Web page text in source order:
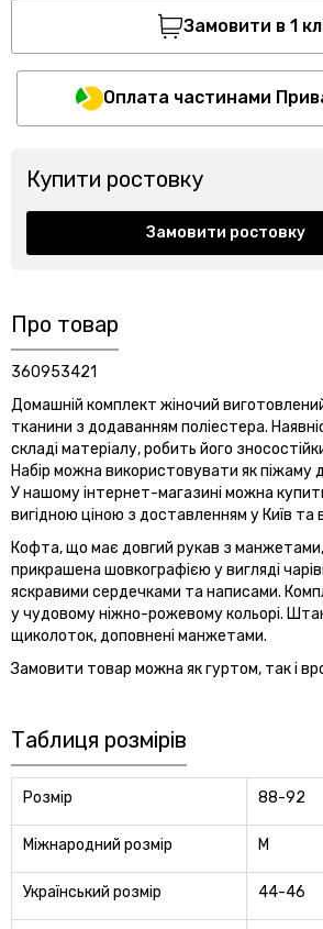
Замовити в 1
Оплата частинами
Купити ростовку
Замовити ростовку
Про товар
360953421
Домашній комплект жіночий
тканини з додаванням поліестера.
складі матеріалу, робить його
Набір можна використовувати як піжаму
У нашому інтернет-магазині можна
вигідною ціною з доставленням у Київ та в
Кофта, що має довгий рукав з
прикрашена шовкографією у вигляді
яскравими сердечками та написами.
у чудовому ніжно-рожевому кольорі.
щиколоток, доповнені манжетами.
Замовити товар можна як гуртом, так і
Таблиця розмірів
Розмір 88-92
Міжнародний розмір M
Український розмір 44-46